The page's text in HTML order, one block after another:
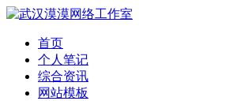
首页
个人笔记
综合资讯
网站模板